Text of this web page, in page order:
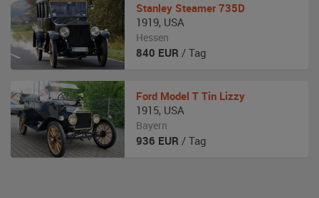
Stanley Steamer 735D
1919, USA
Hessen
840 EUR / Tag
Ford Model T Tin Lizzy
1915, USA
Bayern
936 EUR / Tag